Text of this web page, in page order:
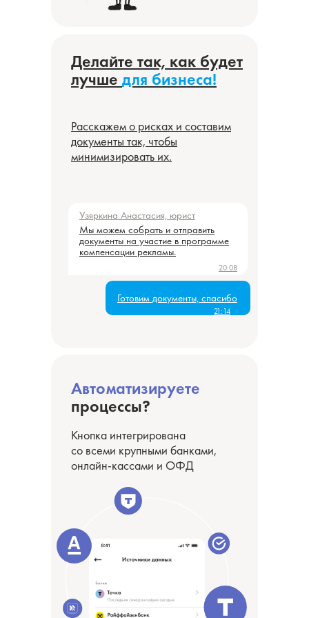
Кнопка интегрирована
со всеми крупными банками,
онлайн-кассами и ОФД
Автоматизируете
процессы?
Делайте так, как будет
лучше для бизнеса!
Расскажем о рисках и составим
документы так, чтобы
минимизировать их.
Узяркина Анастасия, юрист
Мы можем собрать и отправить
документы на участие в программе
компенсации рекламы.
20:08
Готовим документы, спасибо
21:14
Расскажем о рисках и составим
документы так, чтобы
минимизировать их.
Узяркина Анастасия, юрист
Мы можем собрать и отправить
документы на участие в программе
компенсации рекламы.
20:08
Готовим документы, спасибо
21:14
Делайте так, как будет
лучше для бизнеса!